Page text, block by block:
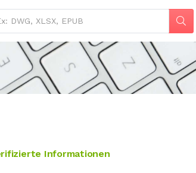
Informationen